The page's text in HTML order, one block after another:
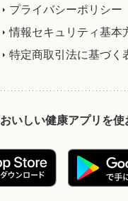
プライバシーポリシー
情報セキュリティ基本
特定商取引法に基づく
おいしい健康アプリを使